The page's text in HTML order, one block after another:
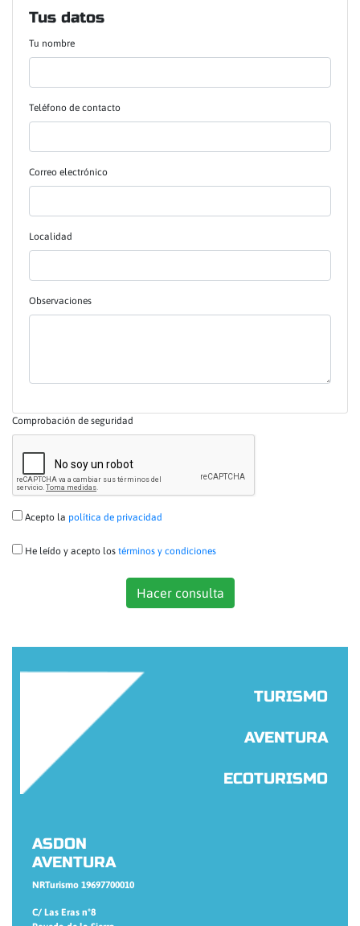
Tus datos
Tu nombre
Teléfono de contacto
Correo electrónico
Localidad
Observaciones
Comprobación de seguridad
Acepto la política de privacidad
He leído y acepto los términos y condiciones
TURISMO
AVENTURA
ECOTURISMO
ASDON
AVENTURA
NRTurismo 19697700010
C/ Las Eras nº8